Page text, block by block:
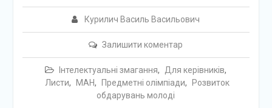
Курилич Василь Васильович
Залишити коментар
Інтелектуальні змагання, Для керівників,
Листи, МАН, Предметні олімпіади,
Розвиток
обдарувань молоді